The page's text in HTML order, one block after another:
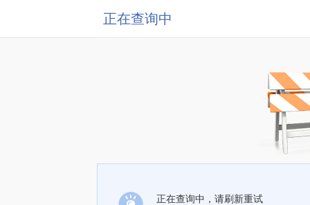
正在查询中
正在查询中，请刷新重试